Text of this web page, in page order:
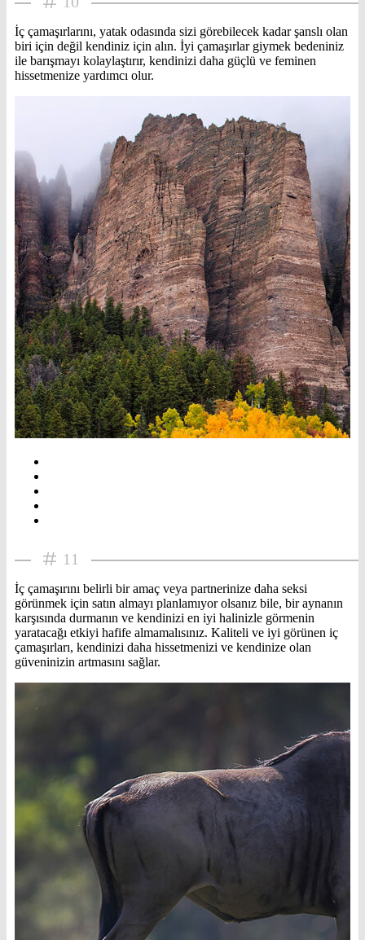
İç çamaşırlarını, yatak odasında sizi görebilecek kadar şanslı olan
biri için değil kendiniz için alın. İyi çamaşırlar giymek bedeniniz
ile barışmayı kolaylaştırır, kendinizi daha güçlü ve feminen
hissetmenize yardımcı olur.
11
İç çamaşırını belirli bir amaç veya partnerinize daha seksi
görünmek için satın almayı planlamıyor olsanız bile, bir aynanın
karşısında durmanın ve kendinizi en iyi halinizle görmenin
yaratacağı etkiyi hafife almamalısınız. Kaliteli ve iyi görünen iç
çamaşırları, kendinizi daha hissetmenizi ve kendinize olan
güveninizin artmasını sağlar.